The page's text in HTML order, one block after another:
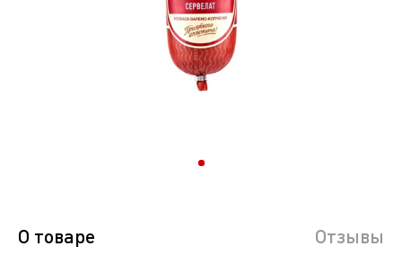
О товаре Отзывы